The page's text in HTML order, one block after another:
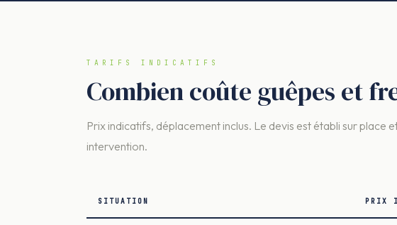
TARIFS INDICATIFS
Combien coûte guêpes et
Prix indicatifs, déplacement inclus. Le devis est établi sur place
intervention.
SITUATION PRIX